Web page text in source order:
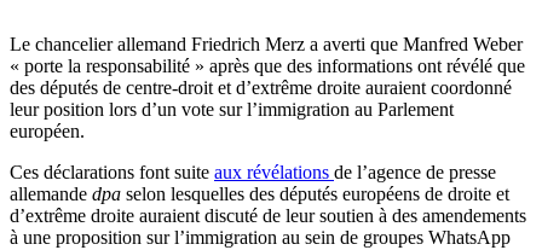
Le chancelier allemand Friedrich Merz a averti que Manfred Weber
« porte la responsabilité » après que des informations ont révélé que
des députés de centre-droit et d’extrême droite auraient coordonné
leur position lors d’un vote sur l’immigration au Parlement
européen.
Ces déclarations font suite aux révélations de l’agence de presse
allemande dpa selon lesquelles des députés européens de droite et
d’extrême droite auraient discuté de leur soutien à des amendements
à une proposition sur l’immigration au sein de groupes WhatsApp